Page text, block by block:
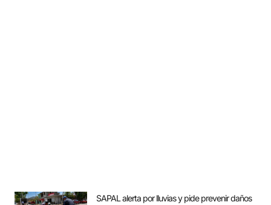
SAPAL alerta por lluvias y pide prevenir daños